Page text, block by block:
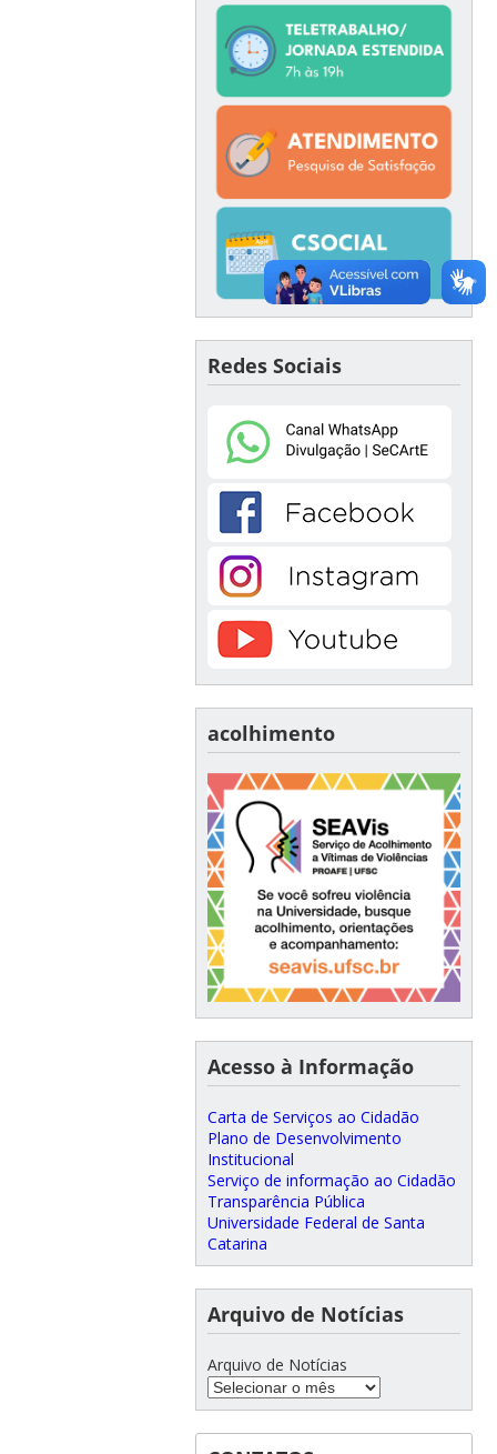
Redes Sociais
acolhimento
Acesso à Informação
Carta de Serviços ao Cidadão
Plano de Desenvolvimento
Institucional
Serviço de informação ao Cidadão
Transparência Pública
Universidade Federal de Santa
Catarina
Arquivo de Notícias
Arquivo de Notícias